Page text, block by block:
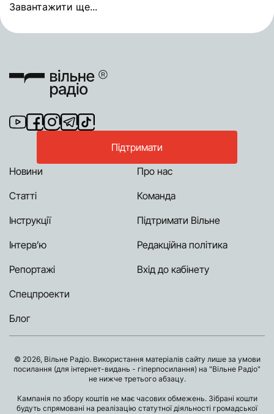
Завантажити ще...
Підтримати
Новини
Статті
Інструкції
Інтерв’ю
Репортажі
Спецпроекти
Блог
Про нас
Команда
Підтримати Вільне
Редакційна політика
Вхід до кабінету
© 2026, Вільне Радіо. Використання матеріалів сайту лише за умови
посилання (для інтернет-видань - гіперпосилання) на "Вільне Радіо"
не нижче третього абзацу.
Кампанія по збору коштів не має часових обмежень. Зібрані кошти
будуть спрямовані на реалізацію статутної діяльності громадської